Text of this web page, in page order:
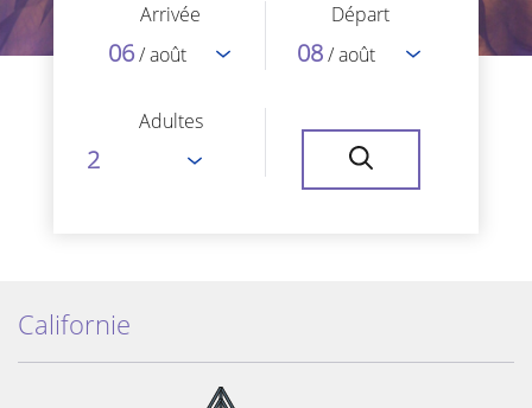
Arrivée
06/ août
Départ
08/ août
Adultes
Californie